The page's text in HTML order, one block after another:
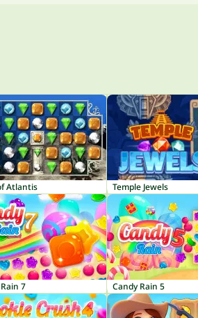
Atlantis Temple Jewels
7 Candy Rain 5